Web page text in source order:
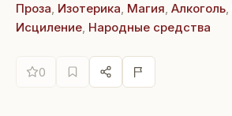
Проза, Изотерика, Магия, Алкоголь,
Исциление, Народные средства
0